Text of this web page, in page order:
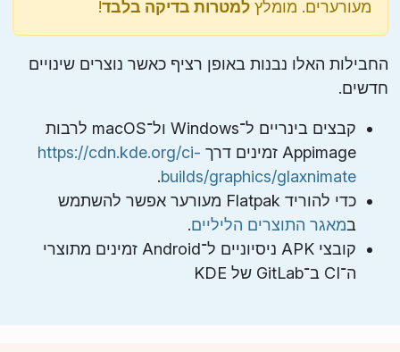
מעורערים. מומלץלמטרות בדיקה בלבד!
החבילות האלו נבנות באופן רציף כאשר נוצרים שינויים
חדשים.
קבצים בינריים ל־Windows ול־macOS לרבות
Appimage זמינים דרך
https://cdn.kde.org/ci-
builds/graphics/glaxnimate
.
כדי להוריד Flatpak מעורער אפשר להשתמש
במאגר התוצרים הליליים.
קובצי APK ניסיוניים ל־Android זמינים מתוצרי
ה־CI ב־GitLab של KDE